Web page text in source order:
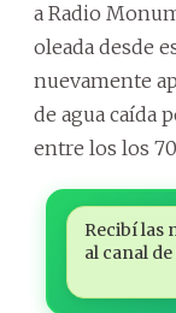
a Radio
oleada desde
nuevamente
de agua caída
entre los los
Recibí las
al canal